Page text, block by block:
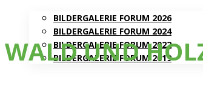
BILDERGALERIE FORUM 2026
BILDERGALERIE FORUM 2024
BILDERGALERIE FORUM 2022
BILDERGALERIE FORUM 2019
WALD UND